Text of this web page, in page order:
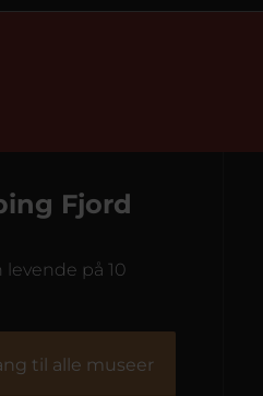
Fjord
levende på 10
til alle museer